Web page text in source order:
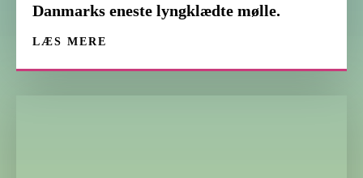
Danmarks eneste lyngklædte mølle.
LÆS MERE